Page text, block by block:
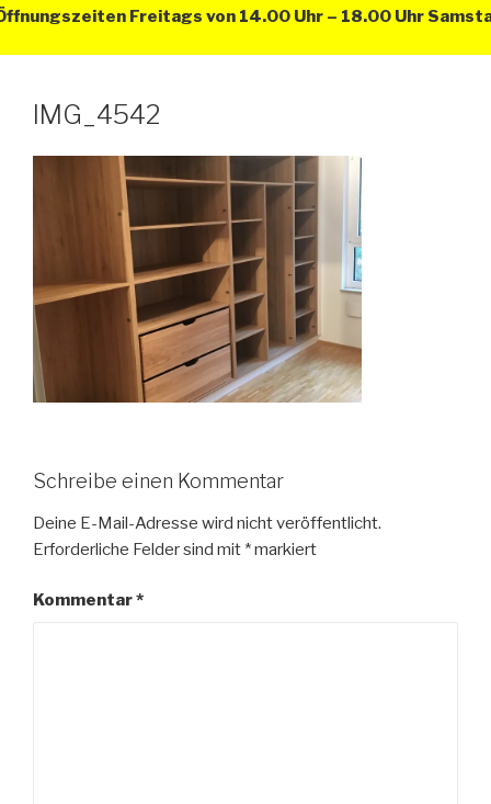
Freitags von 14.00 Uhr – 18.00 Uhr
IMG_4542
Schreibe einen Kommentar
Deine E-Mail-Adresse wird nicht veröffentlicht.
Erforderliche Felder sind mit *markiert
Kommentar*